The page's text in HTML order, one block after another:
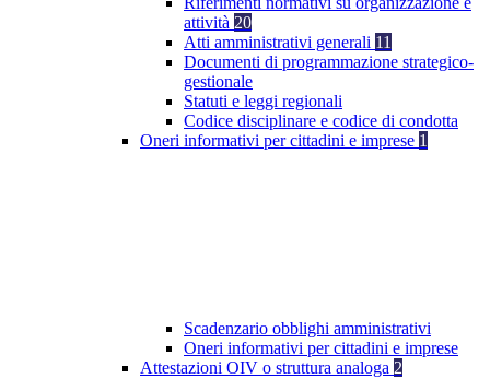
attività 20
Atti amministrativi generali 11
Documenti di programmazione strategico-
gestionale
Statuti e leggi regionali
Codice disciplinare e codice di condotta
Oneri informativi per cittadini e imprese 1
Scadenzario obblighi amministrativi
Oneri informativi per cittadini e imprese
Attestazioni OIV o struttura analoga 2